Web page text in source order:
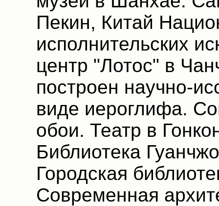
Пекин, Китай
исполнительских
центр "Лотос" в
построен научно-
виде иероглифа.
обои. Театр в
Библиотека
Городская
Современная